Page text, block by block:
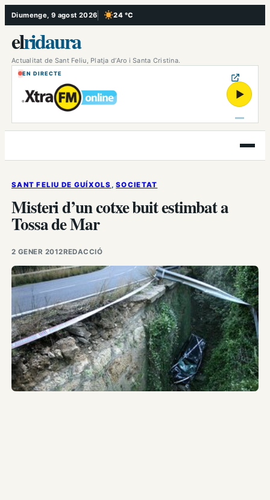
Vés
al
contingut
Diumenge, 9 agost 2026 24 °C
, Cel serè
elridaura
Actualitat de Sant Feliu, Platja d’Aro i Santa Cristina.
EN DIRECTE
▶
Obre
el
SANT FELIU DE GUÍXOLS , SOCIETAT
Misteri d’un cotxe buit estimbat a
Tossa de Mar
2 GENER 2012REDACCIÓ